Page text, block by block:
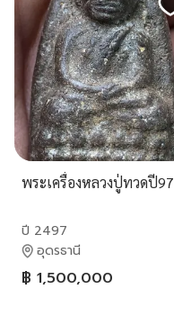
พระเครื่องหลวงปู่ทวดปี97
ปี 2497
อุดรธานี
฿ 1,500,000